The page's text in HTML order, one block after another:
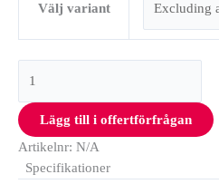
Välj variant
Lägg till i offertförfrågan
Artikelnr: N/A
Specifikationer